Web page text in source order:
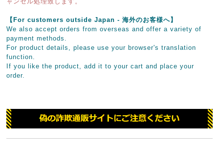
【For customers outside Japan - 海外のお客様へ】
We also accept orders from overseas and offer a variety of
payment methods.
For product details, please use your browser's translation
function.
If you like the product, add it to your cart and place your
order.